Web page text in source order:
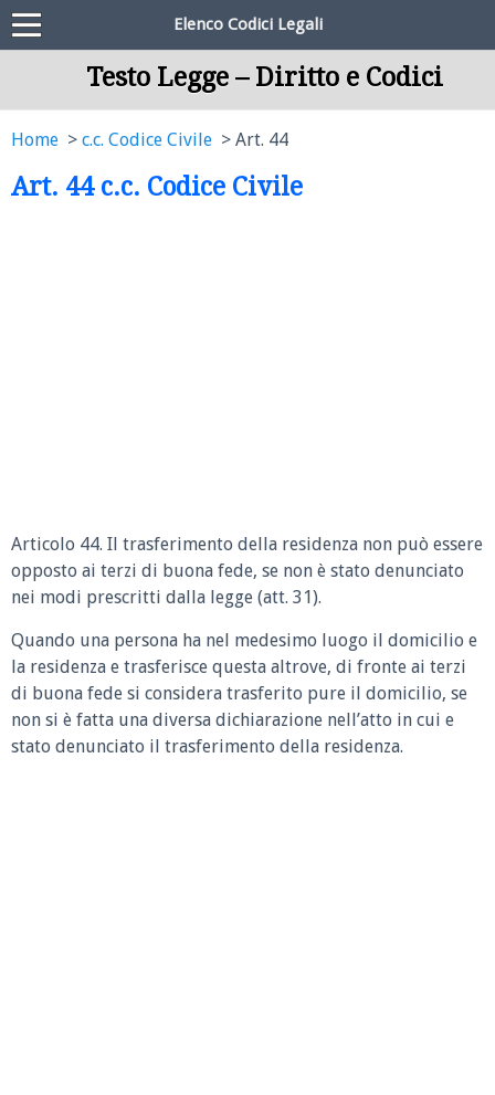
Elenco Codici Legali
Testo Legge – Diritto e Codici
Home c.c. Codice Civile Art. 44
Art. 44 c.c. Codice Civile
Articolo 44. Il trasferimento della residenza non può essere
opposto ai terzi di buona fede, se non è stato denunciato
nei modi prescritti dalla legge (att. 31).
Quando una persona ha nel medesimo luogo il domicilio e
la residenza e trasferisce questa altrove, di fronte ai terzi
di buona fede si considera trasferito pure il domicilio, se
non si è fatta una diversa dichiarazione nell’atto in cui e
stato denunciato il trasferimento della residenza.